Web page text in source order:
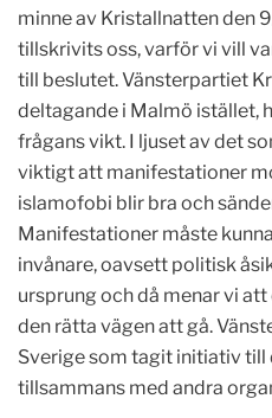
minne av Kristallnatten den
tillskrivits oss, varför vi vill
till beslutet. Vänsterpartiet
deltagande i Malmö istället,
frågans vikt. I ljuset av det
viktigt att manifestationer
islamofobi blir bra och
Manifestationer måste
invånare, oavsett politisk
ursprung och då menar vi
den rätta vägen att gå.
Sverige som tagit initiativ
tillsammans med andra